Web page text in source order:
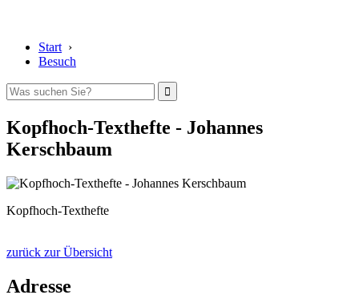
Start ›
Besuch
Kopfhoch-Texthefte - Johannes
Kerschbaum
Kopfhoch-Texthefte
zurück zur Übersicht
Adresse